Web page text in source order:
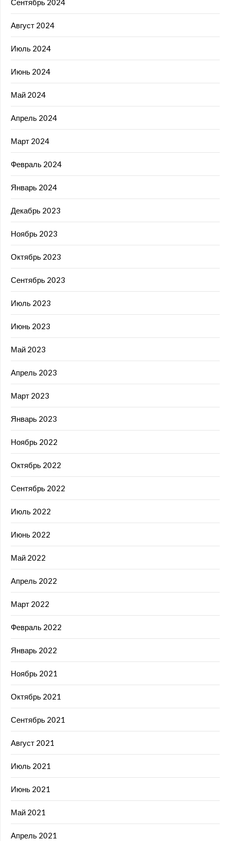
Сентябрь 2024
Август 2024
Июль 2024
Июнь 2024
Май 2024
Апрель 2024
Март 2024
Февраль 2024
Январь 2024
Декабрь 2023
Ноябрь 2023
Октябрь 2023
Сентябрь 2023
Июль 2023
Июнь 2023
Май 2023
Апрель 2023
Март 2023
Январь 2023
Ноябрь 2022
Октябрь 2022
Сентябрь 2022
Июль 2022
Июнь 2022
Май 2022
Апрель 2022
Март 2022
Февраль 2022
Январь 2022
Ноябрь 2021
Октябрь 2021
Сентябрь 2021
Август 2021
Июль 2021
Июнь 2021
Май 2021
Апрель 2021